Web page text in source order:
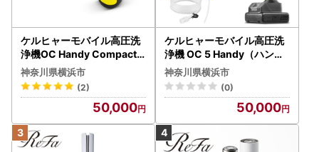
ケルヒャーモバイル高圧洗
浄機OC Handy Compact
（ハンディエア） APV000
7
神奈川県横浜市
(2)
50,000
ケルヒャーモバイル高圧洗
浄機 OC 5 Handy（ハンデ
ィジェット） APV0006
神奈川県横浜市
(0)
50,000